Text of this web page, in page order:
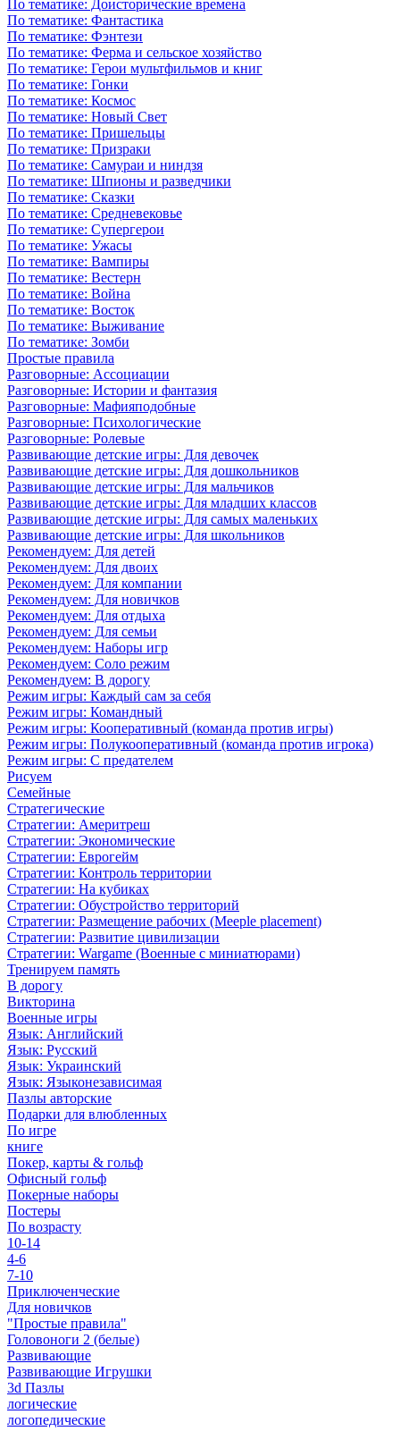
По тематике: Доисторические времена
По тематике: Фантастика
По тематике: Фэнтези
По тематике: Ферма и сельское хозяйство
По тематике: Герои мультфильмов и книг
По тематике: Гонки
По тематике: Космос
По тематике: Новый Свет
По тематике: Пришельцы
По тематике: Призраки
По тематике: Самураи и ниндзя
По тематике: Шпионы и разведчики
По тематике: Сказки
По тематике: Средневековье
По тематике: Супергерои
По тематике: Ужасы
По тематике: Вампиры
По тематике: Вестерн
По тематике: Война
По тематике: Восток
По тематике: Выживание
По тематике: Зомби
Простые правила
Разговорные: Ассоциации
Разговорные: Истории и фантазия
Разговорные: Мафияподобные
Разговорные: Психологические
Разговорные: Ролевые
Развивающие детские игры: Для девочек
Развивающие детские игры: Для дошкольников
Развивающие детские игры: Для мальчиков
Развивающие детские игры: Для младших классов
Развивающие детские игры: Для самых маленьких
Развивающие детские игры: Для школьников
Рекомендуем: Для детей
Рекомендуем: Для двоих
Рекомендуем: Для компании
Рекомендуем: Для новичков
Рекомендуем: Для отдыха
Рекомендуем: Для семьи
Рекомендуем: Наборы игр
Рекомендуем: Соло режим
Рекомендуем: В дорогу
Режим игры: Каждый сам за себя
Режим игры: Командный
Режим игры: Кооперативный (команда против игры)
Режим игры: Полукооперативный (команда против игрока)
Режим игры: С предателем
Рисуем
Семейные
Стратегические
Стратегии: Америтреш
Стратегии: Экономические
Стратегии: Еврогейм
Стратегии: Контроль территории
Стратегии: На кубиках
Стратегии: Обустройство территорий
Стратегии: Размещение рабочих (Meeple placement)
Стратегии: Развитие цивилизации
Стратегии: Wargame (Военные с миниатюрами)
Тренируем память
В дорогу
Викторина
Военные игры
Язык: Английский
Язык: Русский
Язык: Украинский
Язык: Языконезависимая
Пазлы авторские
Подарки для влюбленных
По игре
книге
Покер, карты & гольф
Офисный гольф
Покерные наборы
Постеры
По возрасту
10-14
4-6
7-10
Приключенческие
Для новичков
"Простые правила"
Головоноги 2 (белые)
Развивающие
Развивающие Игрушки
3d Пазлы
логические
логопедические